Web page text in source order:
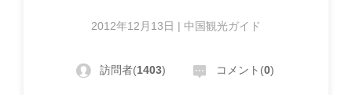
2012年12月13日 | 中国観光ガイド
訪問者(1403) コメント(0)